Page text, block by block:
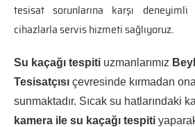
tesisat sorunlarına karşı
cihazlarla servis hizmeti sağlıyoruz.
Su kaçağı tespiti uzmanlarımız
Tesisatçısı çevresinde kırmadan
sunmaktadır. Sıcak su hatlarındaki
kamera ile su kaçağı tespiti